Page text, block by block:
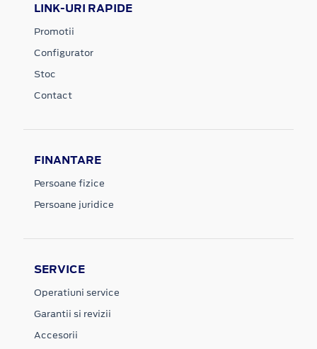
LINK-URI RAPIDE
Promotii
Configurator
Stoc
Contact
FINANTARE
Persoane fizice
Persoane juridice
SERVICE
Operatiuni service
Garantii si revizii
Accesorii